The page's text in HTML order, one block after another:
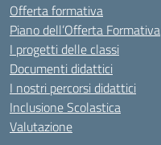
Offerta formativa
Piano dell’Offerta Formativa
I progetti delle classi
Documenti didattici
I nostri percorsi didattici
Inclusione Scolastica
Valutazione